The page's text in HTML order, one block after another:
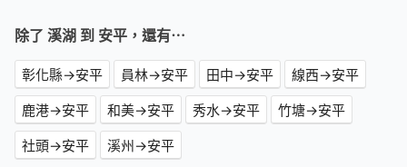
除了 溪湖 到 安平，還有⋯
彰化縣→安平 員林→安平 田中→安平
線西→安平
鹿港→安平
和美→安平 秀水→安平
竹塘→安平
社頭→安平
溪州→安平